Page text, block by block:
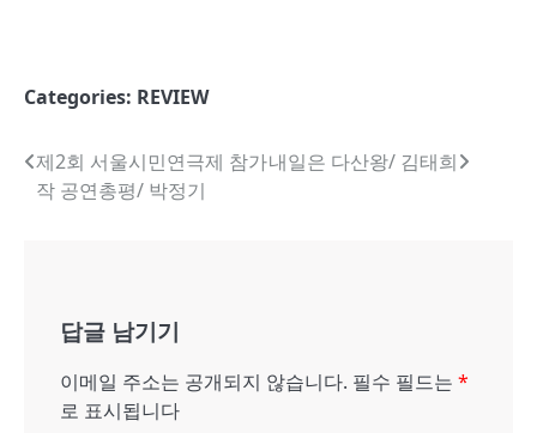
Categories: REVIEW
글
내
제2회 서울시민연극제 참가
작 공연총평/ 박정기
내일은 다산왕/ 김태희
답글 남기기
이메일 주소는 공개되지 않습니다. 필수 필드는 *
로 표시됩니다